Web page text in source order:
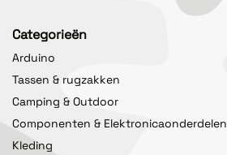
Categorieën
Arduino
Tassen & rugzakken
Camping & Outdoor
Componenten & Elektronicaonderdelen
Kleding